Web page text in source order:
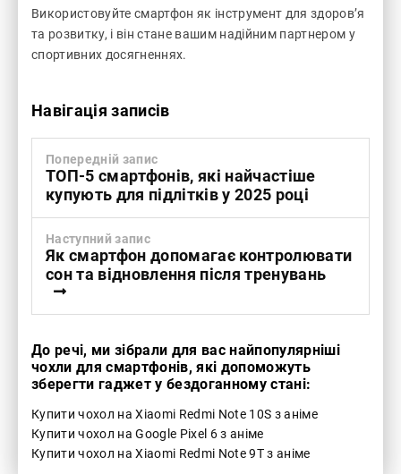
Використовуйте смартфон як інструмент для здоров’я
та розвитку, і він стане вашим надійним партнером у
спортивних досягненнях.
Навігація записів
Попередній запис
ТОП-5 смартфонів, які найчастіше
купують для підлітків у 2025 році
Наступний запис
Як смартфон допомагає контролювати
сон та відновлення після тренувань
До речі, ми зібрали для вас найпопулярніші
чохли для смартфонів, які допоможуть
зберегти гаджет у бездоганному стані:
Купити чохол на Xiaomi Redmi Note 10S з аніме
Купити чохол на Google Pixel 6 з аніме
Купити чохол на Xiaomi Redmi Note 9T з аніме